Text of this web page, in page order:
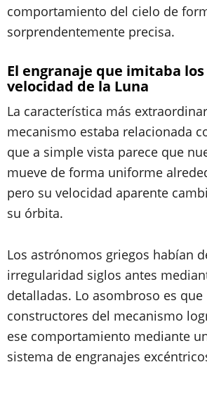
comportamiento del cielo de
sorprendentemente precisa.
El engranaje que imitaba
velocidad de la Luna
La característica más
mecanismo estaba relacionada
que a simple vista parece que
mueve de forma uniforme
pero su velocidad aparente
su órbita.
Los astrónomos griegos habían
irregularidad siglos antes
detalladas. Lo asombroso es que
constructores del mecanismo
ese comportamiento mediante
sistema de engranajes